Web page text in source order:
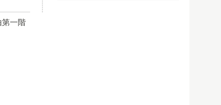
一階